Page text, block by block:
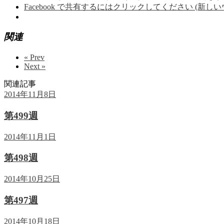
Facebook で共有するにはクリックしてください (新し
関連
« Prev
Next »
関連記事
2014年11月8日
第499週
2014年11月1日
第498週
2014年10月25日
第497週
2014年10月18日